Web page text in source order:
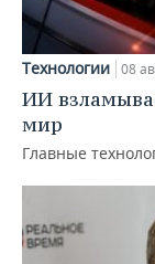
Технологии 08
ИИ
мир
Главные